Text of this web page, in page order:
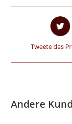
Tweete das
Andere